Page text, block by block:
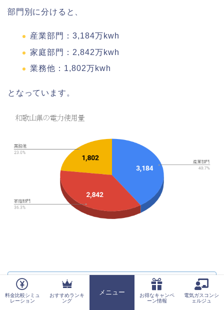
部門別に分けると、
産業部門：3,184万kwh
家庭部門：2,842万kwh
業務他：1,802万kwh
となっています。
和歌山県の和歌山市、海南市は阪神工業地帯の
南端に位置し、出荷額は大きく、特に工業に鉄
料金比較シミュ
レーション
おすすめランキ
ング
メニュー
お得なキャンペ
ーン情報
電気ガスコンシ
ェルジュ